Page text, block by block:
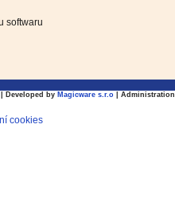
softwaru
Developed by Magicware s.r.o | Administration
cookies